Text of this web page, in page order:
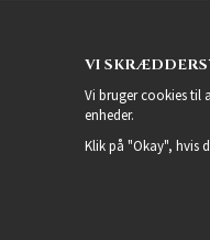
VI
Vi bruger cookies til
enheder.
Klik på "Okay", hvis